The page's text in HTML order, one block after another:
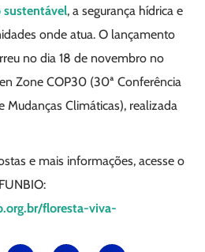
sustentável, a segurança hídrica e
onde atua. O lançamento
no dia 18 de novembro no
Zone COP30 (30ª Conferência
Mudanças Climáticas), realizada
e mais informações, acesse o
floresta-viva-